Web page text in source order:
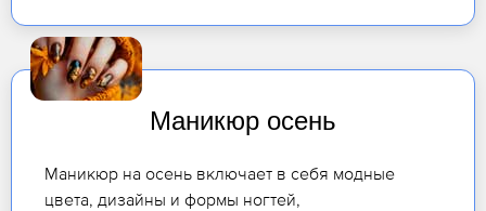
Маникюр осень
Маникюр на осень включает в себя модные
цвета, дизайны и формы ногтей,